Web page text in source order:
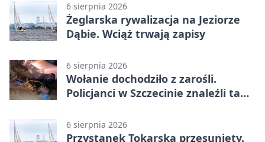
6 sierpnia 2026
Żeglarska rywalizacja na Jeziorze
Dąbie. Wciąż trwają zapisy
6 sierpnia 2026
Wołanie dochodziło z zarośli.
Policjanci w Szczecinie znaleźli tam
6 sierpnia 2026
Przystanek Tokarska przesunięty.